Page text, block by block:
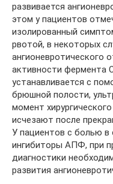
развивается
этом у пациентов
изолированный
рвотой, в некоторых
ангионевротического
активности фермента
устанавливается с
брюшной полости,
момент
исчезают после
У пациентов с болью
ингибиторы АПФ, при
диагностики
развития